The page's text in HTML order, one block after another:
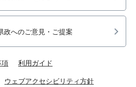
政へのご意見・ご提案
項 利用ガイド
ウェブアクセシビリティ方針